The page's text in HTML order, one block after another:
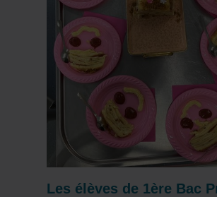
Les élèves de 1ère Bac